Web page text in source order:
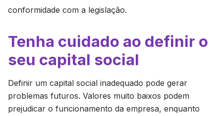
conformidade com a legislação.
Tenha cuidado ao definir o
seu capital social
Definir um capital social inadequado pode gerar
problemas futuros. Valores muito baixos podem
prejudicar o funcionamento da empresa, enquanto